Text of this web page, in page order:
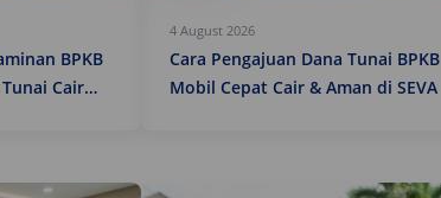
BPKB
Cair
4 August 2026
Cara Pengajuan Dana Tunai BPKB
Mobil Cepat Cair & Aman di SEVA